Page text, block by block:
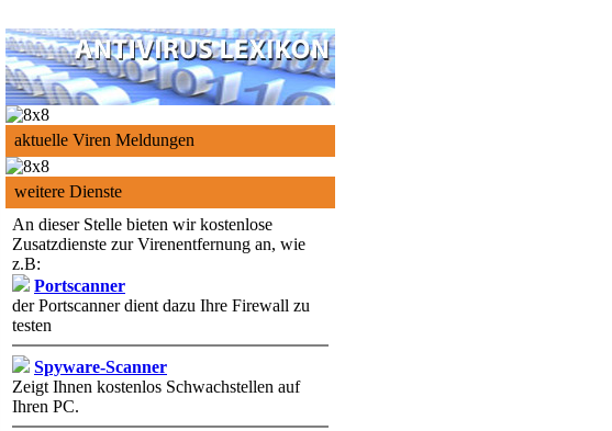
aktuelle Viren Meldungen
weitere Dienste
An dieser Stelle bieten wir kostenlose
Zusatzdienste zur Virenentfernung an, wie
z.B:
Portscanner
der Portscanner dient dazu Ihre Firewall zu
testen
Spyware-Scanner
Zeigt Ihnen kostenlos Schwachstellen auf
Ihren PC.